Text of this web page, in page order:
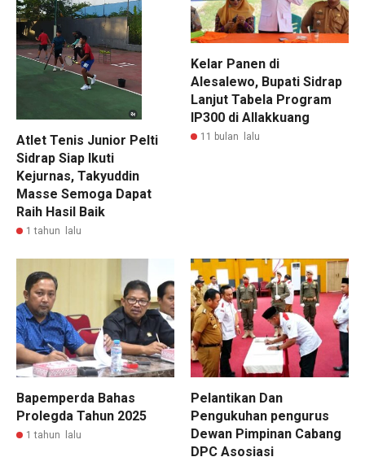
Atlet Tenis Junior Pelti
Sidrap Siap Ikuti
Kejurnas, Takyuddin
Masse Semoga Dapat
Raih Hasil Baik
1 tahun lalu
Kelar Panen di
Alesalewo, Bupati Sidrap
Lanjut Tabela Program
IP300 di Allakkuang
11 bulan lalu
Bapemperda Bahas
Prolegda Tahun 2025
1 tahun lalu
Pelantikan Dan
Pengukuhan pengurus
Dewan Pimpinan Cabang
DPC Asosiasi